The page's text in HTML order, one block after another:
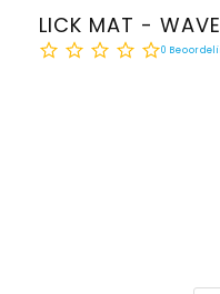
LICK MAT - WAVE
0